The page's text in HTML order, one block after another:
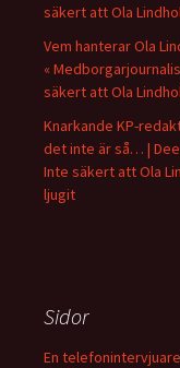
säkert att Ola
Vem hanterar Ola
«
säkert att Ola
Knarkande KP-
det inte är så… |
Inte säkert att Ola
ljugit
Sidor
En